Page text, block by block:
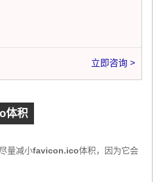
立即咨询 >
体积
量减小favicon.ico体积，因为它会